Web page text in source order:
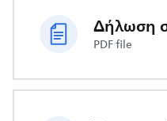
PDF file